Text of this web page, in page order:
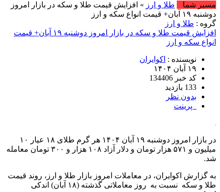
مسیر شما
طلا و ارز » افزایش قیمت طلا و سکه در بازار امروز
دوشنبه ۱۹ آبان+ قیمت انواع سکه و ارز
گروه : طلا و ارز
افزایش قیمت طلا و سکه در بازار امروز دوشنبه ۱۹ آبان+ قیمت
انواع سکه و ارز
نویسنده : اکوایران
۱۹ آبان ۱۴۰۴
کد خبر 134406
133 بازدید
بدون نظر
پرینت
در بازار امروز دوشنبه ۱۹ آبان ۱۴۰۴ هر گرم طلای ۱۸ عیار ۱۰
میلیون و ۵۷۱ هزار تومان و دلار آزاد ۱۰۸ هزار و ۳۰۰ تومان معامله
شد.
به گزارش اکوایران، در معاملات امروز بازار طلا و ارز، روند قیمت‌
طلا و سکه نسبت به روز معاملاتی گذشته (۱۸ آبان) اندکی